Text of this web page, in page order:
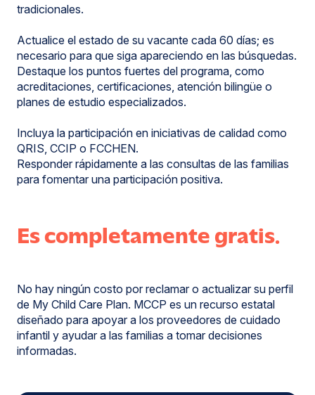
tradicionales.
Actualice el estado de su vacante cada 60 días; es
necesario para que siga apareciendo en las búsquedas.
Destaque los puntos fuertes del programa, como
acreditaciones, certificaciones, atención bilingüe o
planes de estudio especializados.
Incluya la participación en iniciativas de calidad como
QRIS, CCIP o FCCHEN.
Responder rápidamente a las consultas de las familias
para fomentar una participación positiva.
Es completamente gratis.
No hay ningún costo por reclamar o actualizar su perfil
de My Child Care Plan. MCCP es un recurso estatal
diseñado para apoyar a los proveedores de cuidado
infantil y ayudar a las familias a tomar decisiones
informadas.